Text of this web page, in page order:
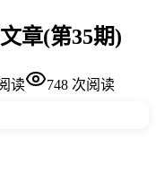
章(第35期)
读 748 次阅读